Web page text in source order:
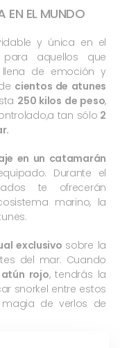
EN EL MUNDO
y única en el
para aquellos que
llena de emoción y
cientos de atunes
250 kilos de peso,
a tan sólo 2
en un catamarán
Durante el
te ofrecerán
marino, la
exclusivo sobre la
del mar. Cuando
rojo, tendrás la
snorkel entre estos
magia de verlos de